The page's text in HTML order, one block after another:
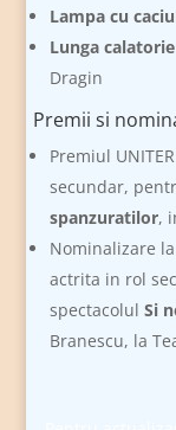
Lampa cu
Lunga
Dragin
Premii si
Premiul
secundar,
spanzuratilor,
Nominalizare
actrita in rol
spectacolulSi
Branescu, la